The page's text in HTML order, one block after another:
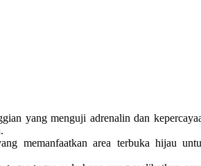
yang menguji adrenalin dan
memanfaatkan area terbuka hijau